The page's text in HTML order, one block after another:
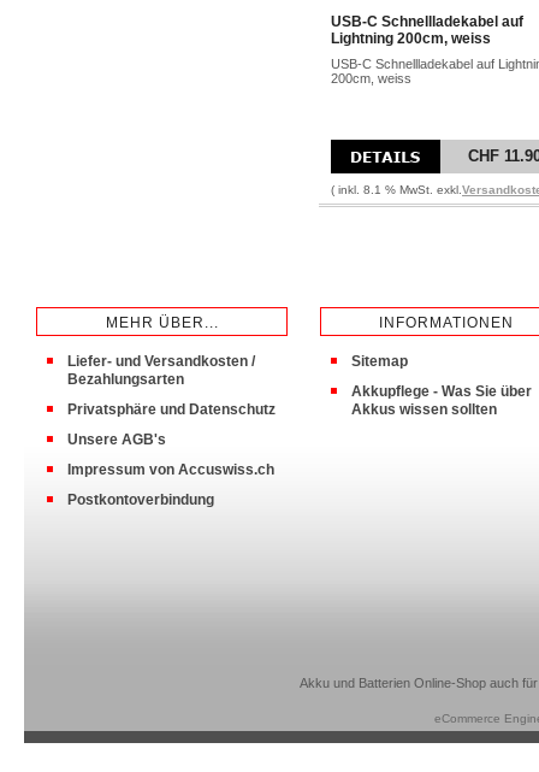
USB-C Schnellladekabel auf
Lightning 200cm, weiss
USB-C Schnellladekabel auf
200cm, weiss
CHF
( inkl. 8.1 % MwSt. exkl.
MEHR ÜBER...
Liefer- und Versandkosten /
Bezahlungsarten
Privatsphäre und Datenschutz
Unsere AGB's
Impressum von Accuswiss.ch
Postkontoverbindung
INFORMATIONEN
Sitemap
Akkupflege - Was Sie über
Akkus wissen sollten
Akku und Batterien Online-Shop auch
eCommerce